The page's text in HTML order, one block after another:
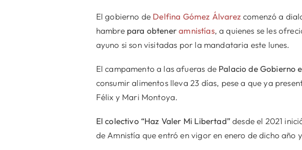
El gobierno de Delfina Gómez Álvarez comenzó a
hambre para obteneramnistías, a quienes se les
ayuno si son visitadas por la mandataria este lunes.
El campamento a las afueras de Palacio de Gobierno
consumir alimentos lleva 23 días, pese a que ya
Félix y Mari Montoya.
El colectivo “Haz Valer Mi Libertad”desde el 2021
de Amnistía que entró en vigor en enero de dicho año